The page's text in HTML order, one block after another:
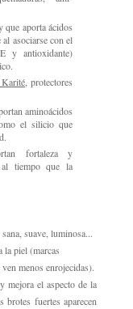
que aporta ácidos
asociarse con el
y antioxidante)
, protectores
aminoácidos
el silicio que
fortaleza y
al tiempo que la
suave, luminosa...
la piel (marcas
menos enrojecidas).
mejora el aspecto de la
fuertes aparecen